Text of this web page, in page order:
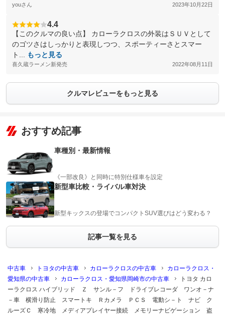
youさん 2023年10月22日
4.4
【このクルマの良い点】 カローラクロスの外装はＳＵＶとして
のゴツさはしっかりと表現しつつ、スポーティーさとスマー
ト...
もっと見る
喜久蔵ラーメン新発売 2022年08月11日
クルマレビューをもっと見る
おすすめ記事
車種別・最新情報
《一部改良》と同時に特別仕様車を設定
新型車比較・ライバル車対決
新型キックスの登場でコンパクトSUV選びはどう変わる？
記事一覧を見る
中古車 トヨタの中古車 カローラクロスの中古車
カローラクロス・
愛知県の中古車
カローラクロス・愛知県岡崎市の中古車
トヨタ カロ
ーラクロス ハイブリッド Ｚ サンル－フ ドライブレコーダ ワンオ－ナ
－車 横滑り防止 スマートキ Ｒカメラ ＰＣＳ 電動シ－ト ナビ ク
ルーズＣ 寒冷地 メディアプレイヤー接続 メモリーナビゲーション 盗